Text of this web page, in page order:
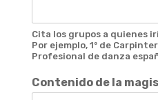
Cita los grupos a quienes
Por ejemplo, 1º de
Profesional de danza
Contenido de la